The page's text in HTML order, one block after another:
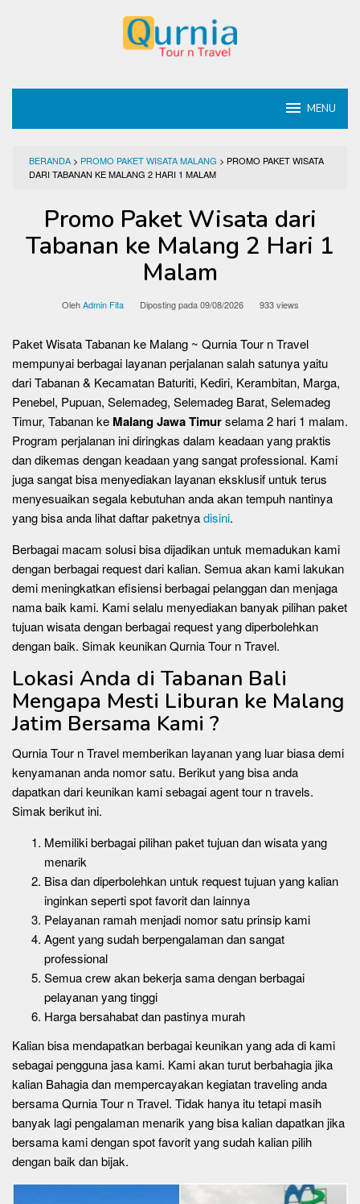
MENU
BERANDA > PROMO PAKET WISATA MALANG > PROMO PAKET WISATA
DARI TABANAN KE MALANG 2 HARI 1 MALAM
Promo Paket Wisata dari
Tabanan ke Malang 2 Hari 1
Malam
OlehAdmin Fita Diposting pada09/08/2026 933 views
Paket Wisata Tabanan ke Malang ~ Qurnia Tour n Travel
mempunyai berbagai layanan perjalanan salah satunya yaitu
dari Tabanan & Kecamatan Baturiti, Kediri, Kerambitan, Marga,
Penebel, Pupuan, Selemadeg, Selemadeg Barat, Selemadeg
Timur, Tabanan ke Malang Jawa Timurselama 2 hari 1 malam.
Program perjalanan ini diringkas dalam keadaan yang praktis
dan dikemas dengan keadaan yang sangat professional. Kami
juga sangat bisa menyediakan layanan eksklusif untuk terus
menyesuaikan segala kebutuhan anda akan tempuh nantinya
yang bisa anda lihat daftar paketnyadisini.
Berbagai macam solusi bisa dijadikan untuk memadukan kami
dengan berbagai request dari kalian. Semua akan kami lakukan
demi meningkatkan efisiensi berbagai pelanggan dan menjaga
nama baik kami. Kami selalu menyediakan banyak pilihan paket
tujuan wisata dengan berbagai request yang diperbolehkan
dengan baik. Simak keunikan Qurnia Tour n Travel.
Lokasi Anda di Tabanan Bali
Mengapa Mesti Liburan ke Malang
Jatim Bersama Kami ?
Qurnia Tour n Travel memberikan layanan yang luar biasa demi
kenyamanan anda nomor satu. Berikut yang bisa anda
dapatkan dari keunikan kami sebagai agent tour n travels.
Simak berikut ini.
Memiliki berbagai pilihan paket tujuan dan wisata yang
menarik
Bisa dan diperbolehkan untuk request tujuan yang kalian
inginkan seperti spot favorit dan lainnya
Pelayanan ramah menjadi nomor satu prinsip kami
Agent yang sudah berpengalaman dan sangat
professional
Semua crew akan bekerja sama dengan berbagai
pelayanan yang tinggi
Harga bersahabat dan pastinya murah
Kalian bisa mendapatkan berbagai keunikan yang ada di kami
sebagai pengguna jasa kami. Kami akan turut berbahagia jika
kalian Bahagia dan mempercayakan kegiatan traveling anda
bersama Qurnia Tour n Travel. Tidak hanya itu tetapi masih
banyak lagi pengalaman menarik yang bisa kalian dapatkan jika
bersama kami dengan spot favorit yang sudah kalian pilih
dengan baik dan bijak.